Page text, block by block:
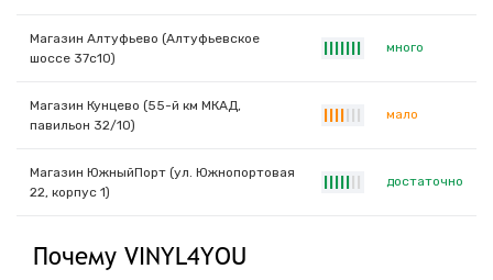
Магазин Алтуфьево (Алтуфьевское
шоссе 37с10)
много
Магазин Кунцево (55-й км МКАД,
павильон 32/10)
мало
Магазин ЮжныйПорт (ул. Южнопортовая
22, корпус 1)
достаточно
Почему VINYL4YOU